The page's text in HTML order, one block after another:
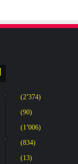
(2٬374)
(90)
(1٬006)
(834)
(13)